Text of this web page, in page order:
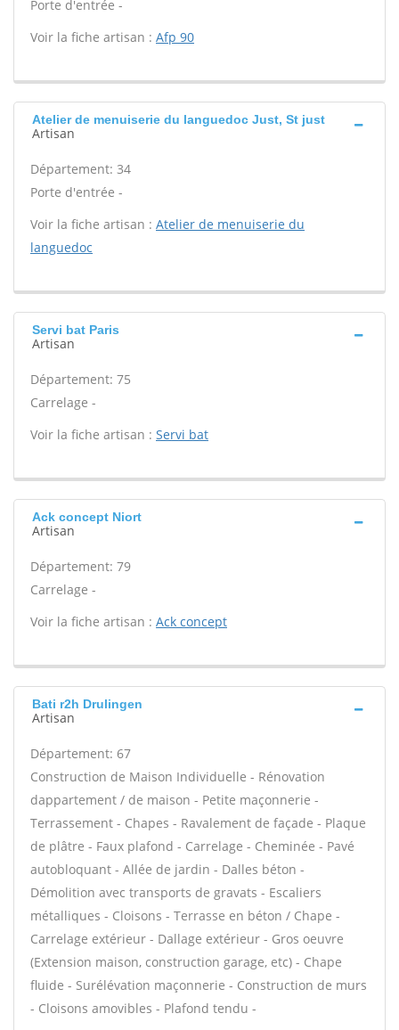
Porte d'entrée -
Voir la fiche artisan : Afp 90
Atelier de menuiserie du languedoc Just, St just
Artisan
Département: 34
Porte d'entrée -
Voir la fiche artisan : Atelier de menuiserie du
languedoc
Servi bat Paris
Artisan
Département: 75
Carrelage -
Voir la fiche artisan : Servi bat
Ack concept Niort
Artisan
Département: 79
Carrelage -
Voir la fiche artisan : Ack concept
Bati r2h Drulingen
Artisan
Département: 67
Construction de Maison Individuelle - Rénovation
dappartement / de maison - Petite maçonnerie -
Terrassement - Chapes - Ravalement de façade - Plaque
de plâtre - Faux plafond - Carrelage - Cheminée - Pavé
autobloquant - Allée de jardin - Dalles béton -
Démolition avec transports de gravats - Escaliers
métalliques - Cloisons - Terrasse en béton / Chape -
Carrelage extérieur - Dallage extérieur - Gros oeuvre
(Extension maison, construction garage, etc) - Chape
fluide - Surélévation maçonnerie - Construction de murs
- Cloisons amovibles - Plafond tendu -